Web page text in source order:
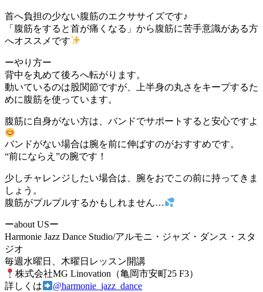
首へ負担の少ない腹筋のエクササイズです♪
「腹筋をすると首が痛くなる」から腹筋に苦手意識がある方
へオススメです
ーやり方ー
背中を丸めて後ろへ転がります。
動いているのは股関節ですが、上半身の丸さをキープするた
めに腹筋を使っています。
腹筋に自身がない方は、バンドでサポートすると安心ですよ
バンドがない場合は腕を前に伸ばすのがおすすめです。
“前にならえ”の腕です！
少しチャレンジしたい場合は、腕をおでこの前に持ってきま
しょう。
腹筋がプルプルするかもしれません…
ーabout USー
Harmonie Jazz Dance Studio/アルモニ・ジャズ・ダンス・スタ
ジオ
毎週水曜日、木曜日レッスン開講
株式会社MG Linovation（亀岡市安町25 F3）
詳しくは
@harmonie_jazz_dance